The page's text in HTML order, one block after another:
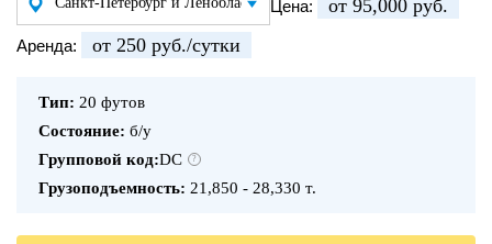
Цена: от 95,000 руб.
Аренда: от 250 руб./сутки
Тип: 20 футов
Состояние: б/у
Групповой код:DC ?
Грузоподъемность: 21,850 - 28,330 т.